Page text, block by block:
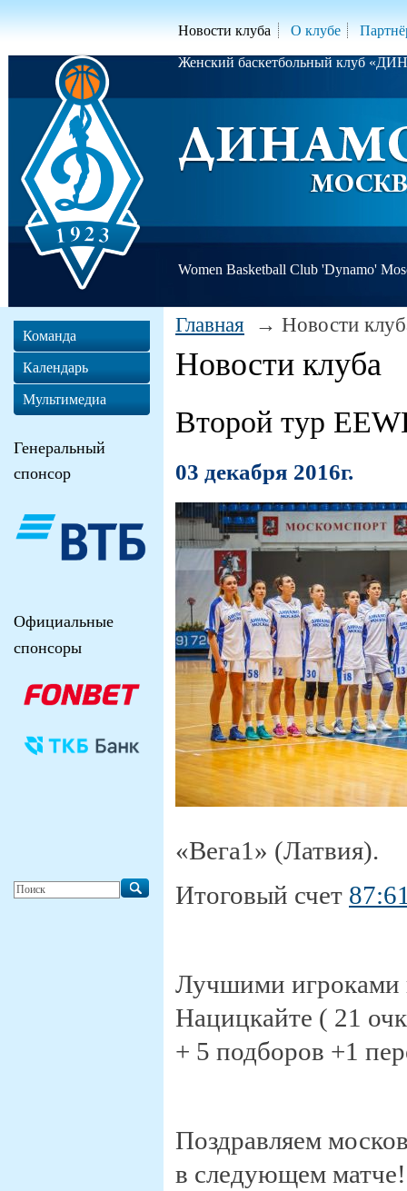
Новости клуба О клубе
Женский баскетбольный клуб
Women Basketball Club 'Dynamo'
Главная Новости
Новости клуба
Второй тур
03 декабря 2016г.
«Вега1» (Латвия).
Итоговый счет
Лучшими игроками
Нацицкайте ( 21
+ 5 подборов +1
Поздравляем
в следующем матче!
Команда
Календарь
Мультимедиа
Генеральный
спонсор
Официальные
спонсоры